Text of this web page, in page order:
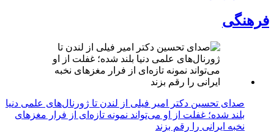
فرهنگی
صدای تحسین دکتر امیر فیلی از لندن تا ژورنال‌های علمی دنیا
بلند شده؛ غفلت از او می‌تواند نمونه تازه‌ای از فرار مغزهای
نخبه ایرانی را رقم بزند